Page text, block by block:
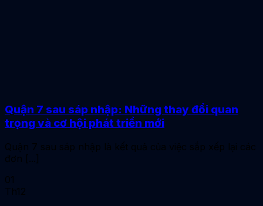
Quận 7 sau sáp nhập: Những thay đổi quan
trọng và cơ hội phát triển mới
Quận 7 sau sáp nhập là kết quả của việc sắp xếp lại các
đơn [...]
01
Th12